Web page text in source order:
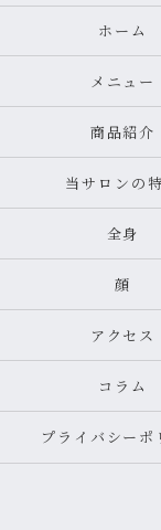
ホーム
メニュー
商品紹介
当サロンの
全身
顔
アクセス
コラム
プライバシーポ